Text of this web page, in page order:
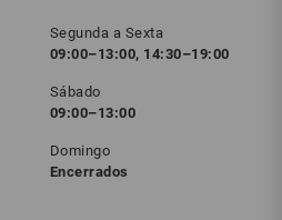
Segunda a Sexta
09:00–13:00, 14:30–19:00
Sábado
09:00–13:00
Domingo
Encerrados